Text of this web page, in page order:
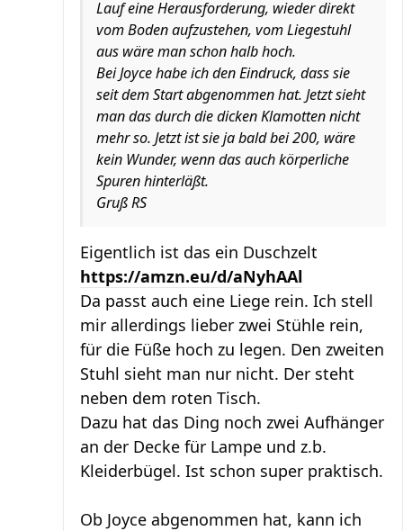
Lauf eine Herausforderung, wieder direkt
vom Boden aufzustehen, vom Liegestuhl
aus wäre man schon halb hoch.
Bei Joyce habe ich den Eindruck, dass sie
seit dem Start abgenommen hat. Jetzt sieht
man das durch die dicken Klamotten nicht
mehr so. Jetzt ist sie ja bald bei 200, wäre
kein Wunder, wenn das auch körperliche
Spuren hinterläßt.
Gruß RS
Eigentlich ist das ein Duschzelt
https://amzn.eu/d/aNyhAAl
Da passt auch eine Liege rein. Ich stell
mir allerdings lieber zwei Stühle rein,
für die Füße hoch zu legen. Den zweiten
Stuhl sieht man nur nicht. Der steht
neben dem roten Tisch.
Dazu hat das Ding noch zwei Aufhänger
an der Decke für Lampe und z.b.
Kleiderbügel. Ist schon super praktisch.
Ob Joyce abgenommen hat, kann ich